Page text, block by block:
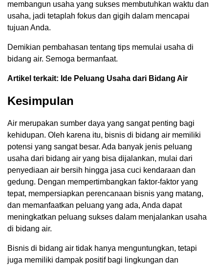
membangun usaha yang sukses membutuhkan waktu dan
usaha, jadi tetaplah fokus dan gigih dalam mencapai
tujuan Anda.
Demikian pembahasan tentang tips memulai usaha di
bidang air. Semoga bermanfaat.
Artikel terkait: Ide Peluang Usaha dari Bidang Air
Kesimpulan
Air merupakan sumber daya yang sangat penting bagi
kehidupan. Oleh karena itu, bisnis di bidang air memiliki
potensi yang sangat besar. Ada banyak jenis peluang
usaha dari bidang air yang bisa dijalankan, mulai dari
penyediaan air bersih hingga jasa cuci kendaraan dan
gedung. Dengan mempertimbangkan faktor-faktor yang
tepat, mempersiapkan perencanaan bisnis yang matang,
dan memanfaatkan peluang yang ada, Anda dapat
meningkatkan peluang sukses dalam menjalankan usaha
di bidang air.
Bisnis di bidang air tidak hanya menguntungkan, tetapi
juga memiliki dampak positif bagi lingkungan dan